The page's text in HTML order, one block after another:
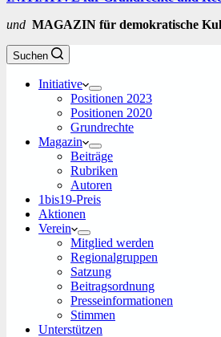
und MAGAZIN für demokratische
Suchen
Initiative
Positionen 2023
Positionen 2020
Grundrechte
Magazin
Beiträge
Rubriken
Autoren
1bis19-Preis
Aktionen
Verein
Mitglied werden
Regionalgruppen
Satzung
Beitragsordnung
Presseinformationen
Stimmen
Unterstützen